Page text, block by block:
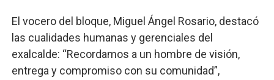
El vocero del bloque, Miguel Ángel Rosario, destacó
las cualidades humanas y gerenciales del
exalcalde: “Recordamos a un hombre de visión,
entrega y compromiso con su comunidad”,